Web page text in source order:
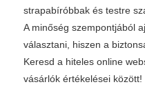
strapabíróbbak és testre
A minőség szempontjából
választani, hiszen a
Keresd a hiteles online
vásárlók értékelései között!